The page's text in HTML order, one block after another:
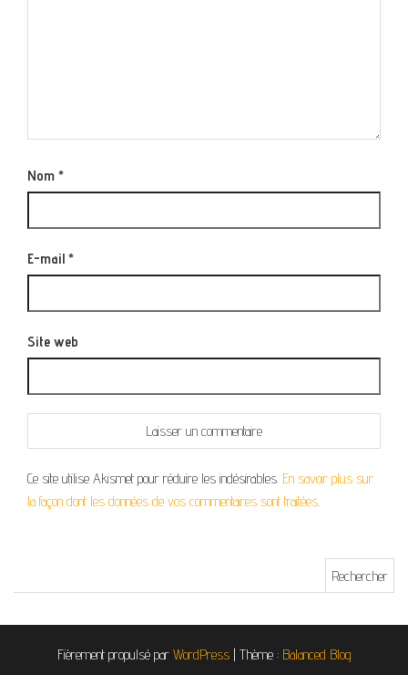
Nom *
E-mail *
Site web
Ce site utilise Akismet pour réduire les indésirables. En savoir plus sur
la façon dont les données de vos commentaires sont traitées.
Fièrement propulsé par WordPress | Thème : Balanced Blog